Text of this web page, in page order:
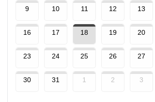
9 10 11 12 13
16 17 18 19 20
23 24 25 26 27
30 31 1 2 3